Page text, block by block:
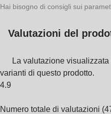
Hai bisogno di consigli sui
Valutazioni del
La valutazione
varianti di questo prodotto.
4.9
Numero totale di valutazioni (